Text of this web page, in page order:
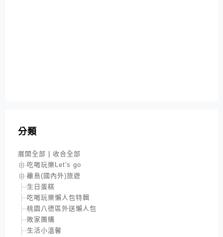
分類
展開全部
收合全部
吃喝玩樂Let's go
離島(國內外)旅遊
生日蛋糕
吃喝玩樂懶人包特輯
桃園八德區外送懶人包
敗家團購
生活小溫馨